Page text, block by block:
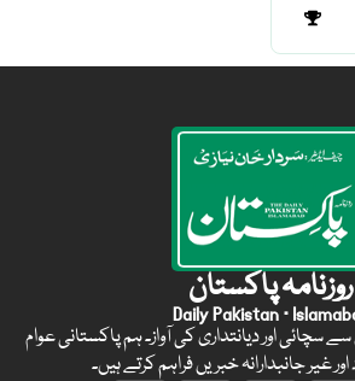
روزنامہ پاکستان
Daily Pakistan ·
پاکستان, 70 سال سے سچائی اور دیانتداری کی آواز۔ ہم پاکستانی عوام
غیر جانبدارانہ خبریں فراہم کرتے ہیں۔